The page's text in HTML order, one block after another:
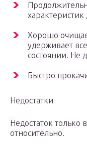
Хорошо
удерживает
состоянии. Не
Быстро
Недостатки
Недостаток только
относительно.